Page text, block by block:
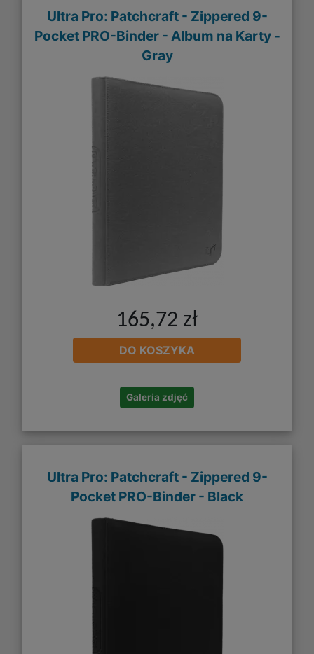
Ultra Pro: Patchcraft - Zippered 9-
Pocket PRO-Binder - Album na Karty -
Gray
165,72 zł
DO KOSZYKA
Galeria zdjęć
Ultra Pro: Patchcraft - Zippered 9-
Pocket PRO-Binder - Black